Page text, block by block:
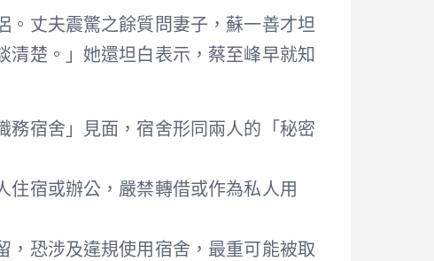
。丈夫震驚之餘質問妻子，蘇一善才坦
清楚。」她還坦白表示，蔡至峰早就知
務宿舍」見面，宿舍形同兩人的「秘密
住宿或辦公，嚴禁轉借或作為私人用
，恐涉及違規使用宿舍，最重可能被取